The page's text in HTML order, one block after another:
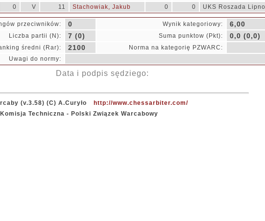
0 V 11 Stachowiak, Jakub 0 0 UKS Roszada Lipno
przeciwników: 0 Wynik kategoriowy: 6,00
Liczba partii (N): 7 (0) Suma punktow (Pkt): 0,0 (0,0)
średni (Rar): 2100
Norma na kategorię PZWARC:
Uwagi do normy:
Data i podpis sędziego:
(v.3.58) (C) A.Curyło
http://www.chessarbiter.com/
Techniczna - Polski Związek Warcabowy